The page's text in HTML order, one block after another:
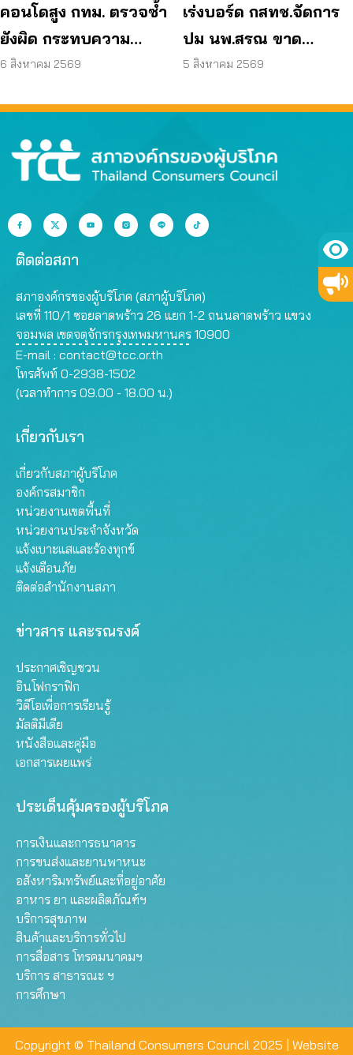
คอนโดสูง กทม. ตรวจซ้ำ
ยังผิด กระทบความ
ปลอดภัย
6 สิงหาคม 2569
เร่งบอร์ด กสทช.จัดการ
ปม นพ.สรณ ขาด
คุณสมบัติ ตามมติ
5 สิงหาคม 2569
ติดต่อสภา
สภาองค์กรของผู้บริโภค (สภาผู้บริโภค)
เลขที่ 110/1 ซอยลาดพร้าว 26 แยก 1-2 ถนนลาดพร้าว แขวง
จอมพล เขตจตุจักรกรุงเทพมหานคร 10900
E-mail : contact@tcc.or.th
โทรศัพท์ 0-2938-1502
(เวลาทำการ 09.00 - 18.00 น.)
เกี่ยวกับเรา
เกี่ยวกับสภาผู้บริโภค
องค์กรสมาชิก
หน่วยงานเขตพื้นที่
หน่วยงานประจำจังหวัด
แจ้งเบาะแสและร้องทุกข์
แจ้งเตือนภัย
ติดต่อสำนักงานสภา
ข่าวสาร และรณรงค์
ประกาศเชิญชวน
อินโฟกราฟิก
วิดีโอเพื่อการเรียนรู้
มัลติมีเดีย
หนังสือและคู่มือ
เอกสารเผยแพร่
ประเด็นคุ้มครองผู้บริโภค
การเงินและการธนาคาร
การขนส่งและยานพาหนะ
อสังหาริมทรัพย์และที่อยู่อาศัย
อาหาร ยา และผลิตภัณฑ์ฯ
บริการสุขภาพ
สินค้าและบริการทั่วไป
การสื่อสาร โทรคมนาคมฯ
บริการ สาธารณะ ฯ
การศึกษา
Copyright © Thailand Consumers Council 2025 | Website